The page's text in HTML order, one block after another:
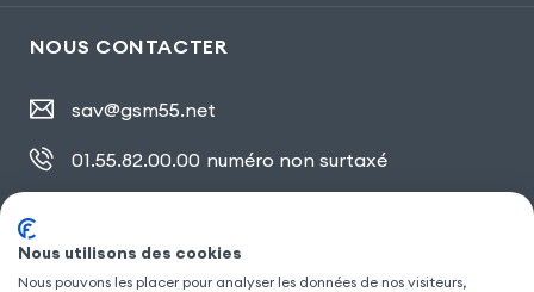
NOUS CONTACTER
sav@gsm55.net
01.55.82.00.00 numéro non surtaxé
Nous utilisons des cookies
Nous pouvons les placer pour analyser les données de nos visiteurs,